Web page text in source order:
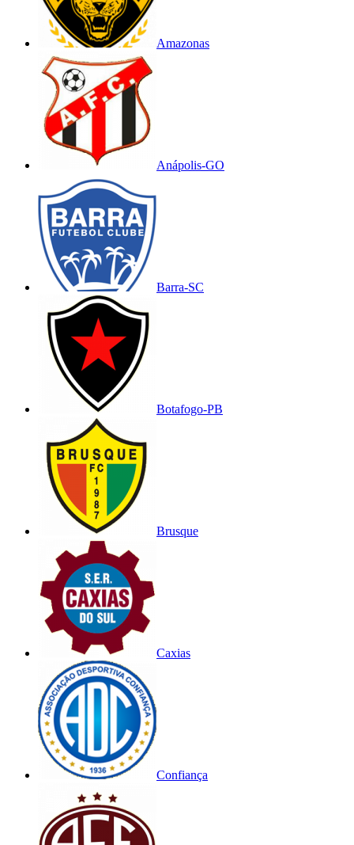
Amazonas
Anápolis-GO
Barra-SC
Botafogo-PB
Brusque
Caxias
Confiança